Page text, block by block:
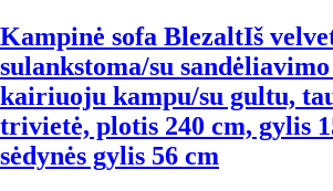
Kampinė sofa BlezaltIš
sulankstoma/su
kairiuoju kampu/su gultu,
trivietė, plotis 240 cm, gylis
sėdynės gylis 56 cm